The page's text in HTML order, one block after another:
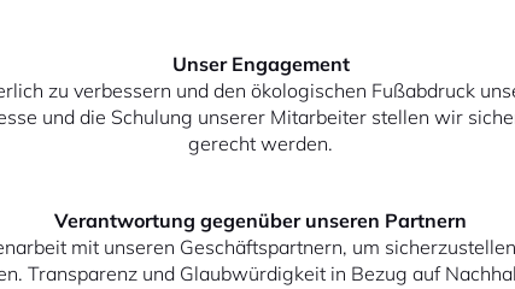
Unser Engagement
zu verbessern und den ökologischen Fußabdruck
und die Schulung unserer Mitarbeiter stellen wir
gerecht werden.
Verantwortung gegenüber unseren Partnern
mit unseren Geschäftspartnern, um
Transparenz und Glaubwürdigkeit in Bezug auf